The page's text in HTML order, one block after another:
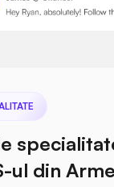
ul din